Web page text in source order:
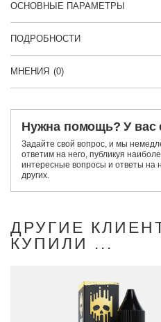
ОСНОВНЫЕ ПАРАМЕТРЫ
ПОДРОБНОСТИ
МНЕНИЯ (0)
Нужна помощь? У вас
Задайте свой вопрос, и мы
ответим на него, публикуя
интересные вопросы и ответы на
других.
ДРУГИЕ
КУПИЛИ ...